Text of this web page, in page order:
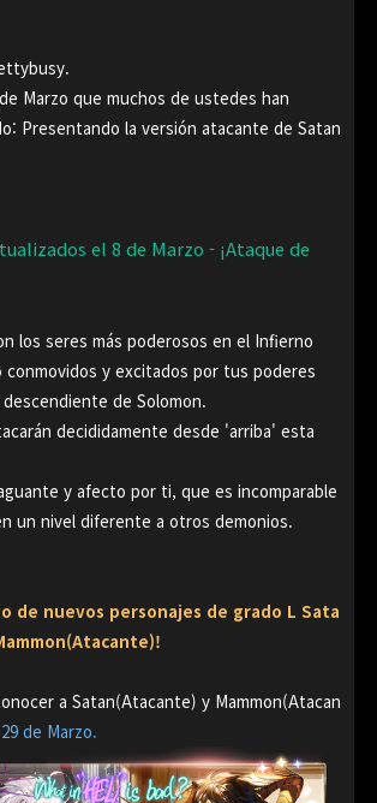
Marzo que muchos de ustedes han
Presentando la versión atacante de Satan
el 8 de Marzo - ¡Ataque de
los seres más poderosos en el Infierno
conmovidos y excitados por tus poderes
de Solomon.
decididamente desde 'arriba' esta
y afecto por ti, que es incomparable
un nivel diferente a otros demonios.
de nuevos personajes de grado L Sata
a Satan(Atacante) y Mammon(Atacan
de Marzo.